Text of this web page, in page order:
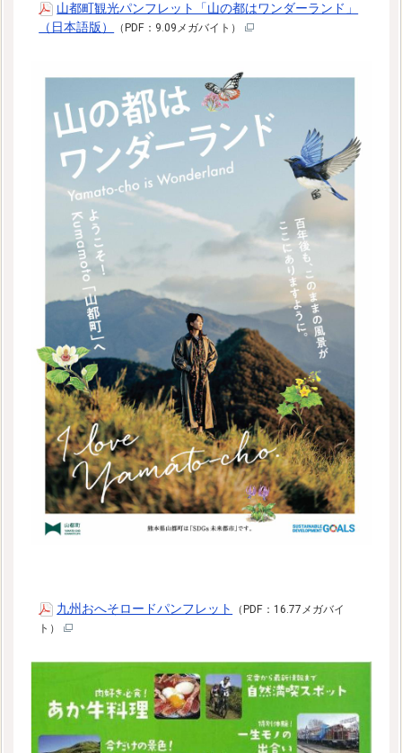
山都町観光パンフレット「山の都はワンダーランド」
（日本語版）
（PDF：9.09メガバイト）
九州おへそロードパンフレット
（PDF：16.77メガバイ
ト）